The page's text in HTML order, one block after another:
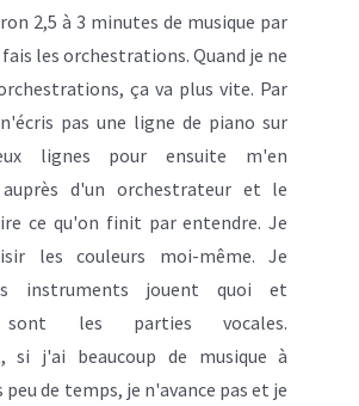
2,5 à 3 minutes de musique par
les orchestrations. Quand je ne
ça va plus vite. Par
pas une ligne de piano sur
lignes pour ensuite m'en
auprès d'un orchestrateur et le
ce qu'on finit par entendre. Je
les couleurs moi-même. Je
instruments jouent quoi et
sont les parties vocales.
si j'ai beaucoup de musique à
de temps, je n'avance pas et je